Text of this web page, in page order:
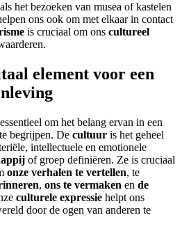
het bezoeken van musea of kastelen
ons ook om met elkaar in contact
is cruciaal om ons cultureel
element voor een
om het belang ervan in een
begrijpen. De cultuur is het geheel
intellectuele en emotionele
of groep definiëren. Ze is cruciaal
onze verhalen te vertellen, te
, ons te vermaken en de
culturele expressie helpt ons
door de ogen van anderen te